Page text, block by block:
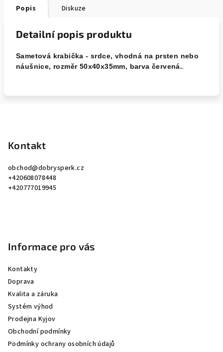
Popis Diskuze
Detailní popis produktu
Sametová krabička - srdce, vhodná na prsten nebo
náušnice, rozměr 50x40x35mm, barva červená..
Kontakt
obchod@dobrysperk.cz
+420608078448
+420777019945
Informace pro vás
Kontakty
Doprava
Kvalita a záruka
Systém výhod
Prodejna Kyjov
Obchodní podmínky
Podmínky ochrany osobních údajů